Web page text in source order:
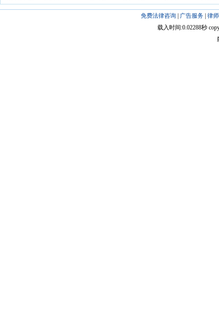
免费法律咨询 广告服务| 律
载入时间:0.02288秒